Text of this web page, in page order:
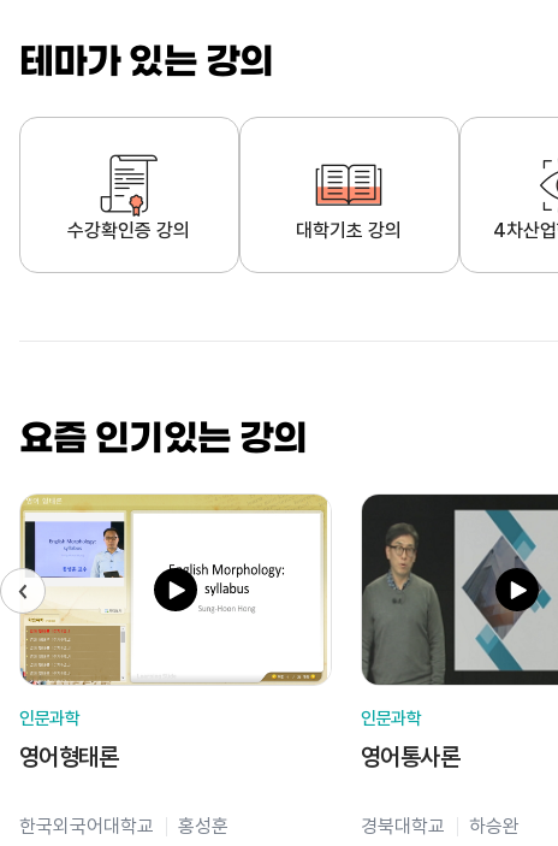
테마가 있는 강의
수강확인증 강의 대학기초 강의 4차산
요즘 인기있는 강의
인문과학
영어형태론
한국외국어대학교 홍성훈
인문과학
영어통사론
경북대학교 하승완